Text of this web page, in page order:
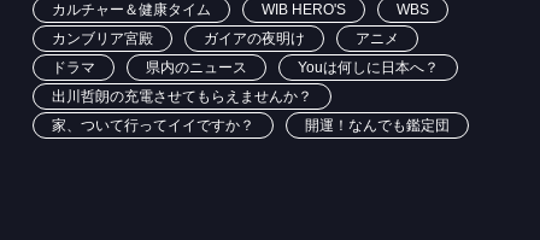
カルチャー＆健康タイム
WIB HERO'S
WBS
カンブリア宮殿
ガイアの夜明け
アニメ
ドラマ
県内のニュース
Youは何しに日本へ？
出川哲朗の充電させてもらえませんか？
家、ついて行ってイイですか？
開運！なんでも鑑定団